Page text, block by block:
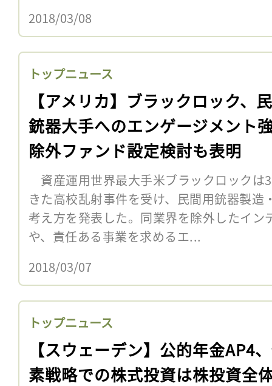
2018/03/08
トップニュース
【アメリカ】ブラックロック、
銃器大手へのエンゲージメント
除外ファンド設定検討も表明
資産運用世界最大手米ブラックロックは
きた高校乱射事件を受け、民間用銃器製
考え方を発表した。同業界を除外したイン
や、責任ある事業を求めるエ...
2018/03/07
トップニュース
【スウェーデン】公的年金AP4
素戦略での株式投資は株投資全